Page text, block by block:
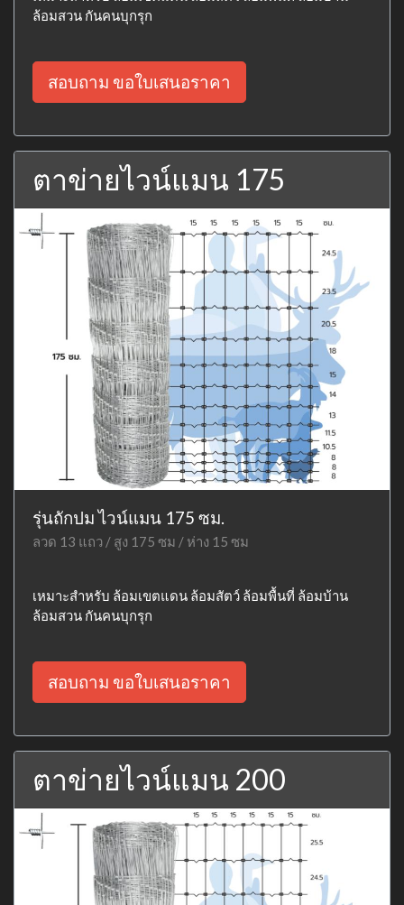
ล้อมสวน กันคนบุกรุก
สอบถาม ขอใบเสนอราคา
ตาข่ายไวน์แมน 175
รุ่นถักปม ไวน์แมน 175 ซม.
ลวด 13 แถว / สูง 175 ซม / ห่าง 15 ซม
เหมาะสำหรับ ล้อมเขตแดน ล้อมสัตว์ ล้อมพื้นที่ ล้อมบ้าน
ล้อมสวน กันคนบุกรุก
สอบถาม ขอใบเสนอราคา
ตาข่ายไวน์แมน 200